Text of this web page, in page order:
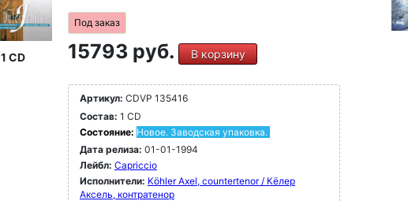
1 CD
Под заказ
15793 руб. В корзину
Артикул: CDVP 135416
Состав: 1 CD
Состояние: Новое. Заводская упаковка.
Дата релиза: 01-01-1994
Лейбл: Capriccio
Исполнители: Köhler Axel, countertenor / Кёлер
Аксель, контратенор